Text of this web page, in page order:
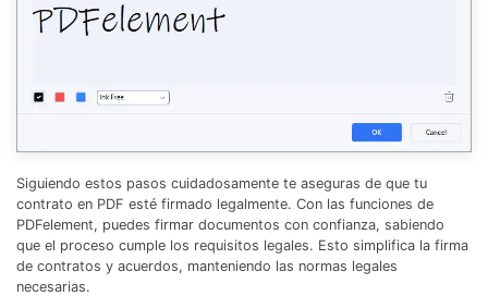
Siguiendo estos pasos cuidadosamente te aseguras de que tu
contrato en PDF esté firmado legalmente. Con las funciones de
PDFelement, puedes firmar documentos con confianza, sabiendo
que el proceso cumple los requisitos legales. Esto simplifica la firma
de contratos y acuerdos, manteniendo las normas legales
necesarias.